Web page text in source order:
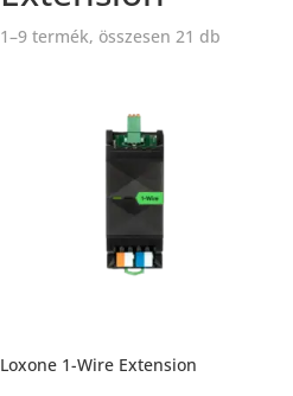
1–9 termék, összesen 21 db
Loxone 1-Wire Extension